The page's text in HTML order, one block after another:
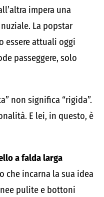
impera una
La popstar
essere attuali oggi
passeggere, solo
non significa “rigida”.
E lei, in questo, è
a falda larga
che incarna la sua idea
pulite e bottoni